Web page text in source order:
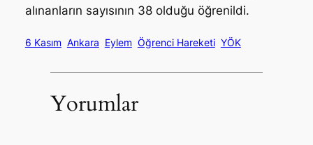
alınanların sayısının 38 olduğu öğrenildi.
6 Kasım Ankara Eylem Öğrenci Hareketi YÖK
Yorumlar